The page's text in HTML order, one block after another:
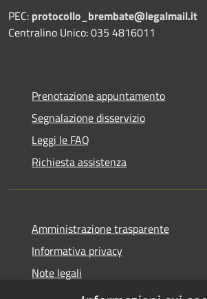
PEC: protocollo_brembate@legalmail.it
Centralino Unico: 035 4816011
Prenotazione appuntamento
Segnalazione disservizio
Leggi le FAQ
Richiesta assistenza
Amministrazione trasparente
Informativa privacy
Note legali
Dichiarazione di accessibilità